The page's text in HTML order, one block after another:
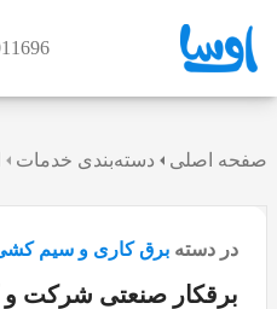
صفحه اصلی دسته‌بندی خدمات
در دسته برق کاری و سیم
برقکار صنعتی شرکت و